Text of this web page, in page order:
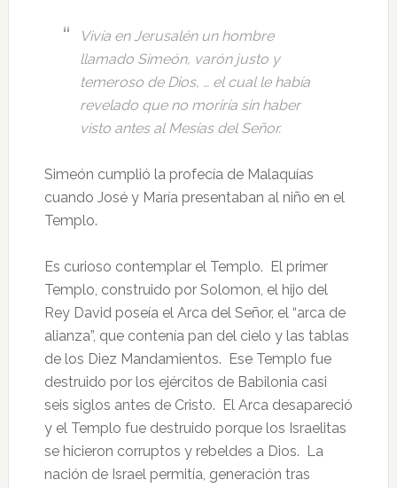
Vivía en Jerusalén un hombre
llamado Simeón, varón justo y
temeroso de Dios, … el cual le había
revelado que no moriría sin haber
visto antes al Mesías del Señor.
Simeón cumplió la profecía de Malaquías
cuando José y María presentaban al niño en el
Templo.
Es curioso contemplar el Templo. El primer
Templo, construido por Solomon, el hijo del
Rey David poseía el Arca del Señor, el “arca de
alianza”, que contenía pan del cielo y las tablas
de los Diez Mandamientos. Ese Templo fue
destruido por los ejércitos de Babilonia casi
seis siglos antes de Cristo. El Arca desapareció
y el Templo fue destruido porque los Israelitas
se hicieron corruptos y rebeldes a Dios. La
nación de Israel permitía, generación tras